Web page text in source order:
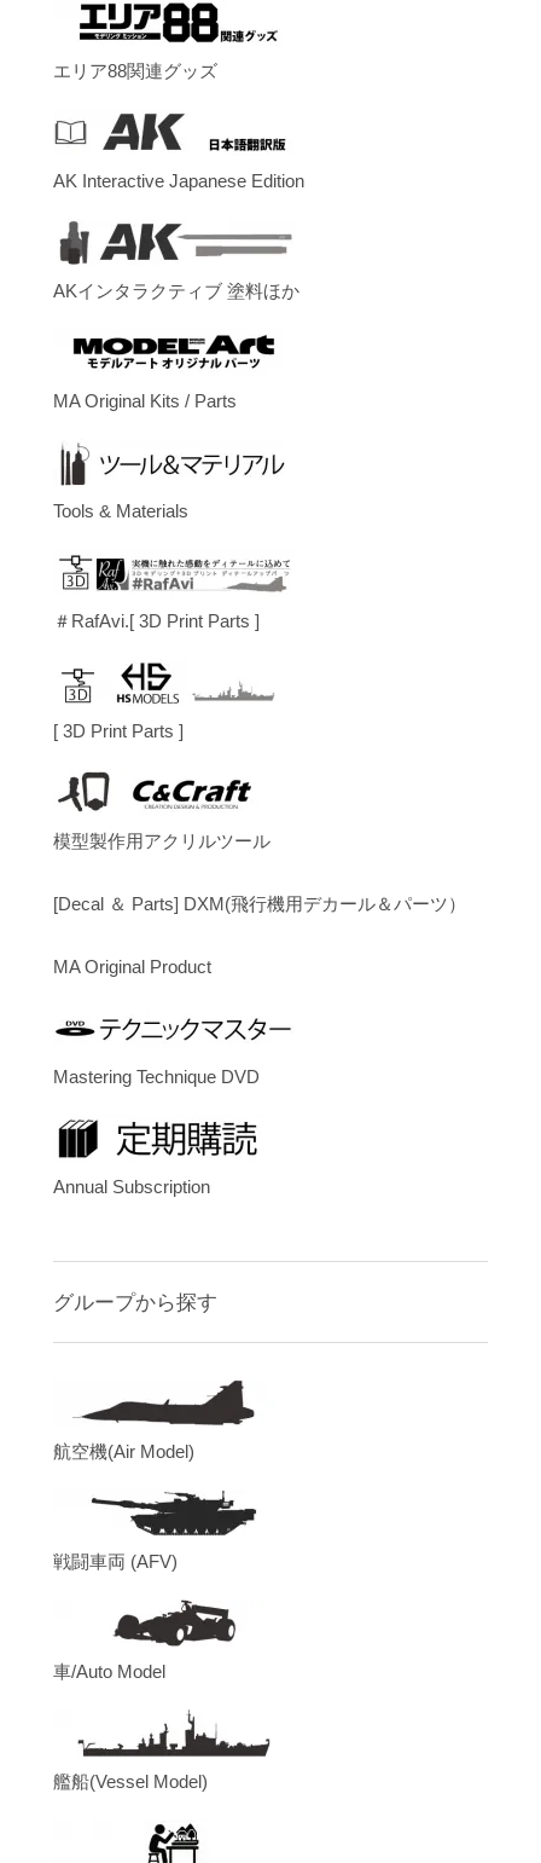
エリア88関連グッズ
AK Interactive Japanese Edition
AKインタラクティブ 塗料ほか
MA Original Kits / Parts
Tools & Materials
＃RafAvi.[ 3D Print Parts ]
[ 3D Print Parts ]
模型製作用アクリルツール
[Decal ＆ Parts] DXM(飛行機用デカール＆パーツ）
MA Original Product
Mastering Technique DVD
Annual Subscription
グループから探す
航空機(Air Model)
戦闘車両 (AFV)
車/Auto Model
艦船(Vessel Model)